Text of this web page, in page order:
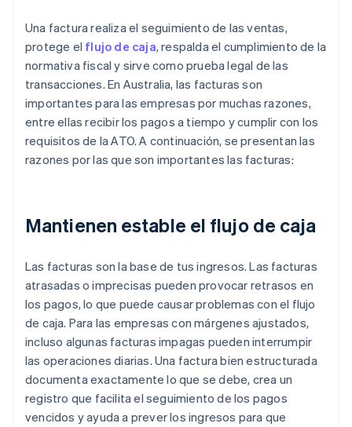
Una factura realiza el seguimiento de las ventas,
protege el flujo de caja, respalda el cumplimiento de la
normativa fiscal y sirve como prueba legal de las
transacciones. En Australia, las facturas son
importantes para las empresas por muchas razones,
entre ellas recibir los pagos a tiempo y cumplir con los
requisitos de la ATO. A continuación, se presentan las
razones por las que son importantes las facturas:
Mantienen estable el flujo de caja
Las facturas son la base de tus ingresos. Las facturas
atrasadas o imprecisas pueden provocar retrasos en
los pagos, lo que puede causar problemas con el flujo
de caja. Para las empresas con márgenes ajustados,
incluso algunas facturas impagas pueden interrumpir
las operaciones diarias. Una factura bien estructurada
documenta exactamente lo que se debe, crea un
registro que facilita el seguimiento de los pagos
vencidos y ayuda a prever los ingresos para que